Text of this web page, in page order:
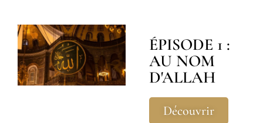
ÉPISODE 1 :
AU NOM
D'ALLAH
Découvrir